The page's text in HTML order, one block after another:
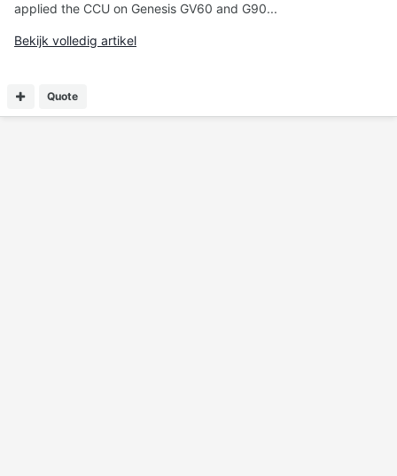
applied the CCU on Genesis GV60 and G90...
Bekijk volledig artikel
Quote